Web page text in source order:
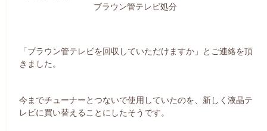
ブラウン管テレビ処分
「ブラウン管テレビを回収していただけますか」とご連絡を頂
きました。
今までチューナーとつないで使用していたのを、新しく液晶テ
レビに買い替えることにしたそうです。